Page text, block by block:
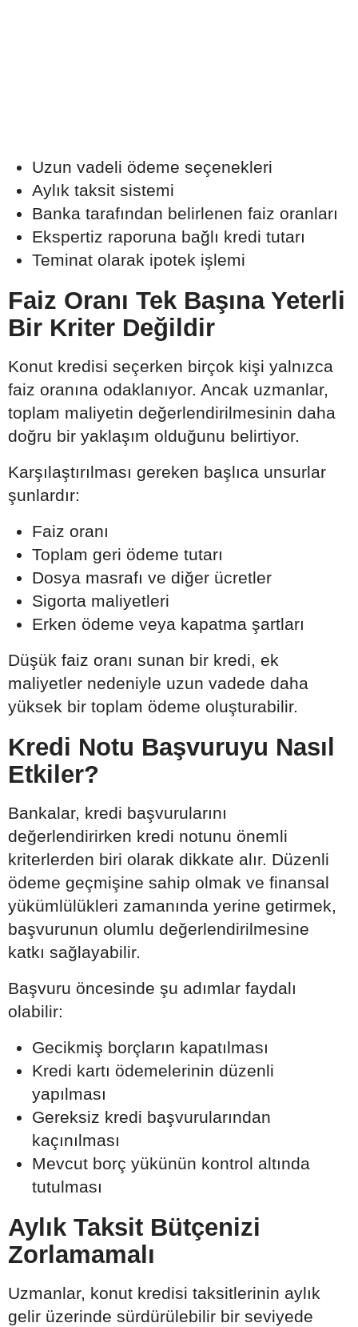
Uzun vadeli ödeme seçenekleri
Aylık taksit sistemi
Banka tarafından belirlenen faiz oranları
Ekspertiz raporuna bağlı kredi tutarı
Teminat olarak ipotek işlemi
Faiz Oranı Tek Başına Yeterli
Bir Kriter Değildir
Konut kredisi seçerken birçok kişi yalnızca
faiz oranına odaklanıyor. Ancak uzmanlar,
toplam maliyetin değerlendirilmesinin daha
doğru bir yaklaşım olduğunu belirtiyor.
Karşılaştırılması gereken başlıca unsurlar
şunlardır:
Faiz oranı
Toplam geri ödeme tutarı
Dosya masrafı ve diğer ücretler
Sigorta maliyetleri
Erken ödeme veya kapatma şartları
Düşük faiz oranı sunan bir kredi, ek
maliyetler nedeniyle uzun vadede daha
yüksek bir toplam ödeme oluşturabilir.
Kredi Notu Başvuruyu Nasıl
Etkiler?
Bankalar, kredi başvurularını
değerlendirirken kredi notunu önemli
kriterlerden biri olarak dikkate alır. Düzenli
ödeme geçmişine sahip olmak ve finansal
yükümlülükleri zamanında yerine getirmek,
başvurunun olumlu değerlendirilmesine
katkı sağlayabilir.
Başvuru öncesinde şu adımlar faydalı
olabilir:
Gecikmiş borçların kapatılması
Kredi kartı ödemelerinin düzenli
yapılması
Gereksiz kredi başvurularından
kaçınılması
Mevcut borç yükünün kontrol altında
tutulması
Aylık Taksit Bütçenizi
Zorlamamalı
Uzmanlar, konut kredisi taksitlerinin aylık
gelir üzerinde sürdürülebilir bir seviyede